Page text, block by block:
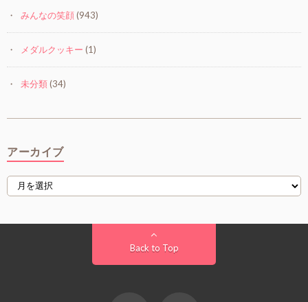
みんなの笑顔(943)
メダルクッキー (1)
未分類(34)
アーカイブ
Back to Top